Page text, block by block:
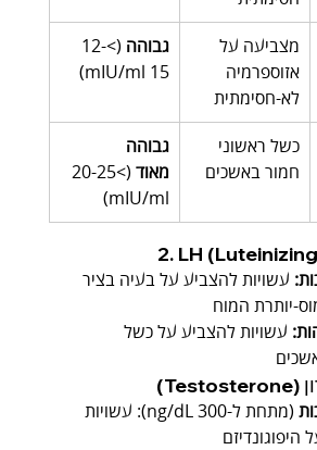
גבוהה
(>12-
15 mIU/ml)
מצביעה על
אזוספרמיה
לא-חסימתית
גבוהה
מאוד
mIU/ml)
כשל ראשוני
חמור באשכים
2. LH
עשויות להצביע על בעיה בציר
יותרת המוח
עשויות להצביע על כשל
(מתחת ל-300 ng/dL): עשויות
היפוגונדיזם